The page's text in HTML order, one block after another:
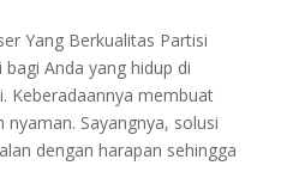
Yang Berkualitas Partisi
Anda yang hidup di
Keberadaannya membuat
Sayangnya, solusi
dengan harapan sehingga